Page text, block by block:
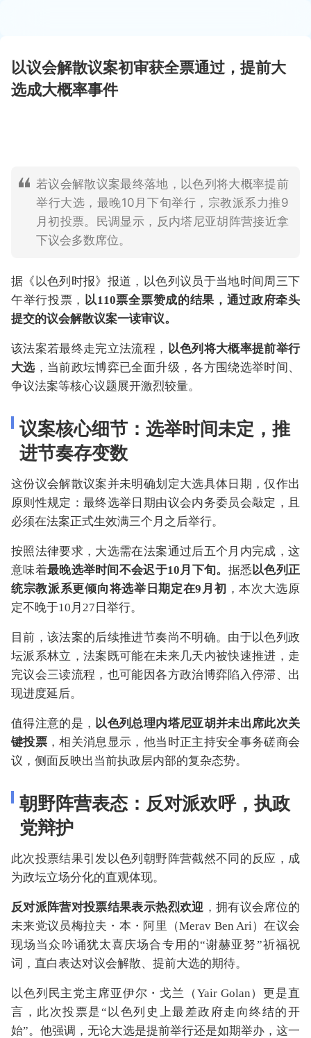
以议会解散议案初审获全票通过，提前大
选成大概率事件
若议会解散议案最终落地，以色列将大概率提前
举行大选，最晚10月下旬举行，宗教派系力推9
月初投票。民调显示，反内塔尼亚胡阵营接近拿
下议会多数席位。
据《以色列时报》报道，以色列议员于当地时间周三下
午举行投票， 以110票全票赞成的结果，通过政府牵头
提交的议会解散议案一读审议。
该法案若最终走完立法流程， 以色列将大概率提前举行
大选，当前政坛博弈已全面升级，各方围绕选举时间、
争议法案等核心议题展开激烈较量。
议案核心细节：选举时间未定，推
进节奏存变数
这份议会解散议案并未明确划定大选具体日期，仅作出
原则性规定：最终选举日期由议会内务委员会敲定，且
必须在法案正式生效满三个月之后举行。
按照法律要求，大选需在法案通过后五个月内完成，这
意味着最晚选举时间不会迟于10月下旬。 据悉以色列正
统宗教派系更倾向将选举日期定在9月初 ，本次大选原
定不晚于10月27日举行。
目前，该法案的后续推进节奏尚不明确。由于以色列政
坛派系林立，法案既可能在未来几天内被快速推进，走
完议会三读流程，也可能因各方政治博弈陷入停滞、出
现进度延后。
值得注意的是， 以色列总理内塔尼亚胡并未出席此次关
键投票 ，相关消息显示，他当时正主持安全事务磋商会
议，侧面反映出当前执政层内部的复杂态势。
朝野阵营表态：反对派欢呼，执政
党辩护
此次投票结果引发以色列朝野阵营截然不同的反应，成
为政坛立场分化的直观体现。
反对派阵营对投票结果表示热烈欢迎 ，拥有议会席位的
未来党议员梅拉夫・本・阿里（Merav Ben Ari）在议会
现场当众吟诵犹太喜庆场合专用的“谢赫亚努”祈福祝
词，直白表达对议会解散、提前大选的期待。
以色列民主党主席亚伊尔・戈兰（Yair Golan）更是直
言，此次投票是“以色列史上最差政府走向终结的开
始”。他强调，无论大选是提前举行还是如期举办，这一